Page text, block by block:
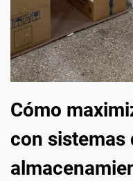
Cómo
con sistemas